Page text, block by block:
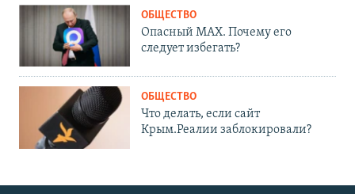
ОБЩЕСТВО
Опасный MAX. Почему его
следует избегать?
ОБЩЕСТВО
Что делать, если сайт
Крым.Реалии заблокировали?